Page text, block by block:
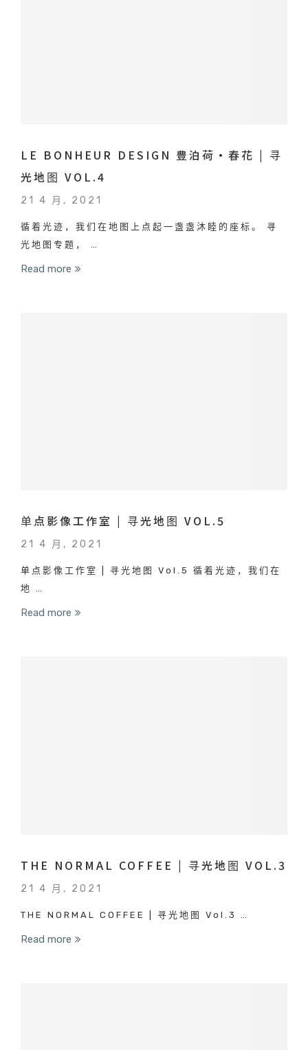
LE BONHEUR DESIGN 豊泊荷·春花 | 寻
光地图 VOL.4
21 4 月, 2021
循着光迹，我们在地图上点起一盏盏沐睦的座标。 寻
光地图专题， …
Read more
单点影像工作室 | 寻光地图 VOL.5
21 4 月, 2021
单点影像工作室 | 寻光地图 Vol.5 循着光迹，我们在
地 …
Read more
THE NORMAL COFFEE | 寻光地图 VOL.3
21 4 月, 2021
THE NORMAL COFFEE | 寻光地图 Vol.3 …
Read more